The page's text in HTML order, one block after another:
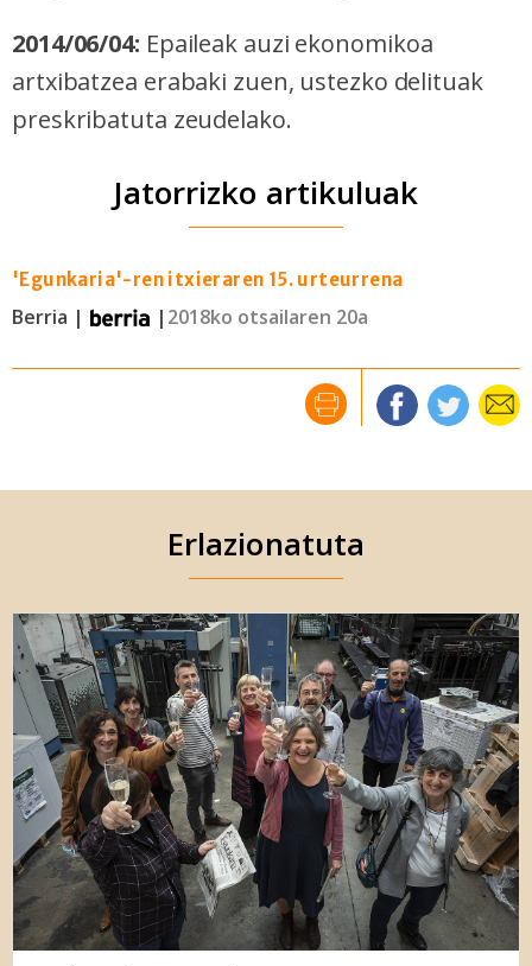
2014/06/04: Epaileak auzi ekonomikoa
artxibatzea erabaki zuen, ustezko delituak
preskribatuta zeudelako.
Jatorrizko artikuluak
'Egunkaria'-ren itxieraren 15. urteurrena
Berria | | 2018ko otsailaren 20a
Erlazionatuta